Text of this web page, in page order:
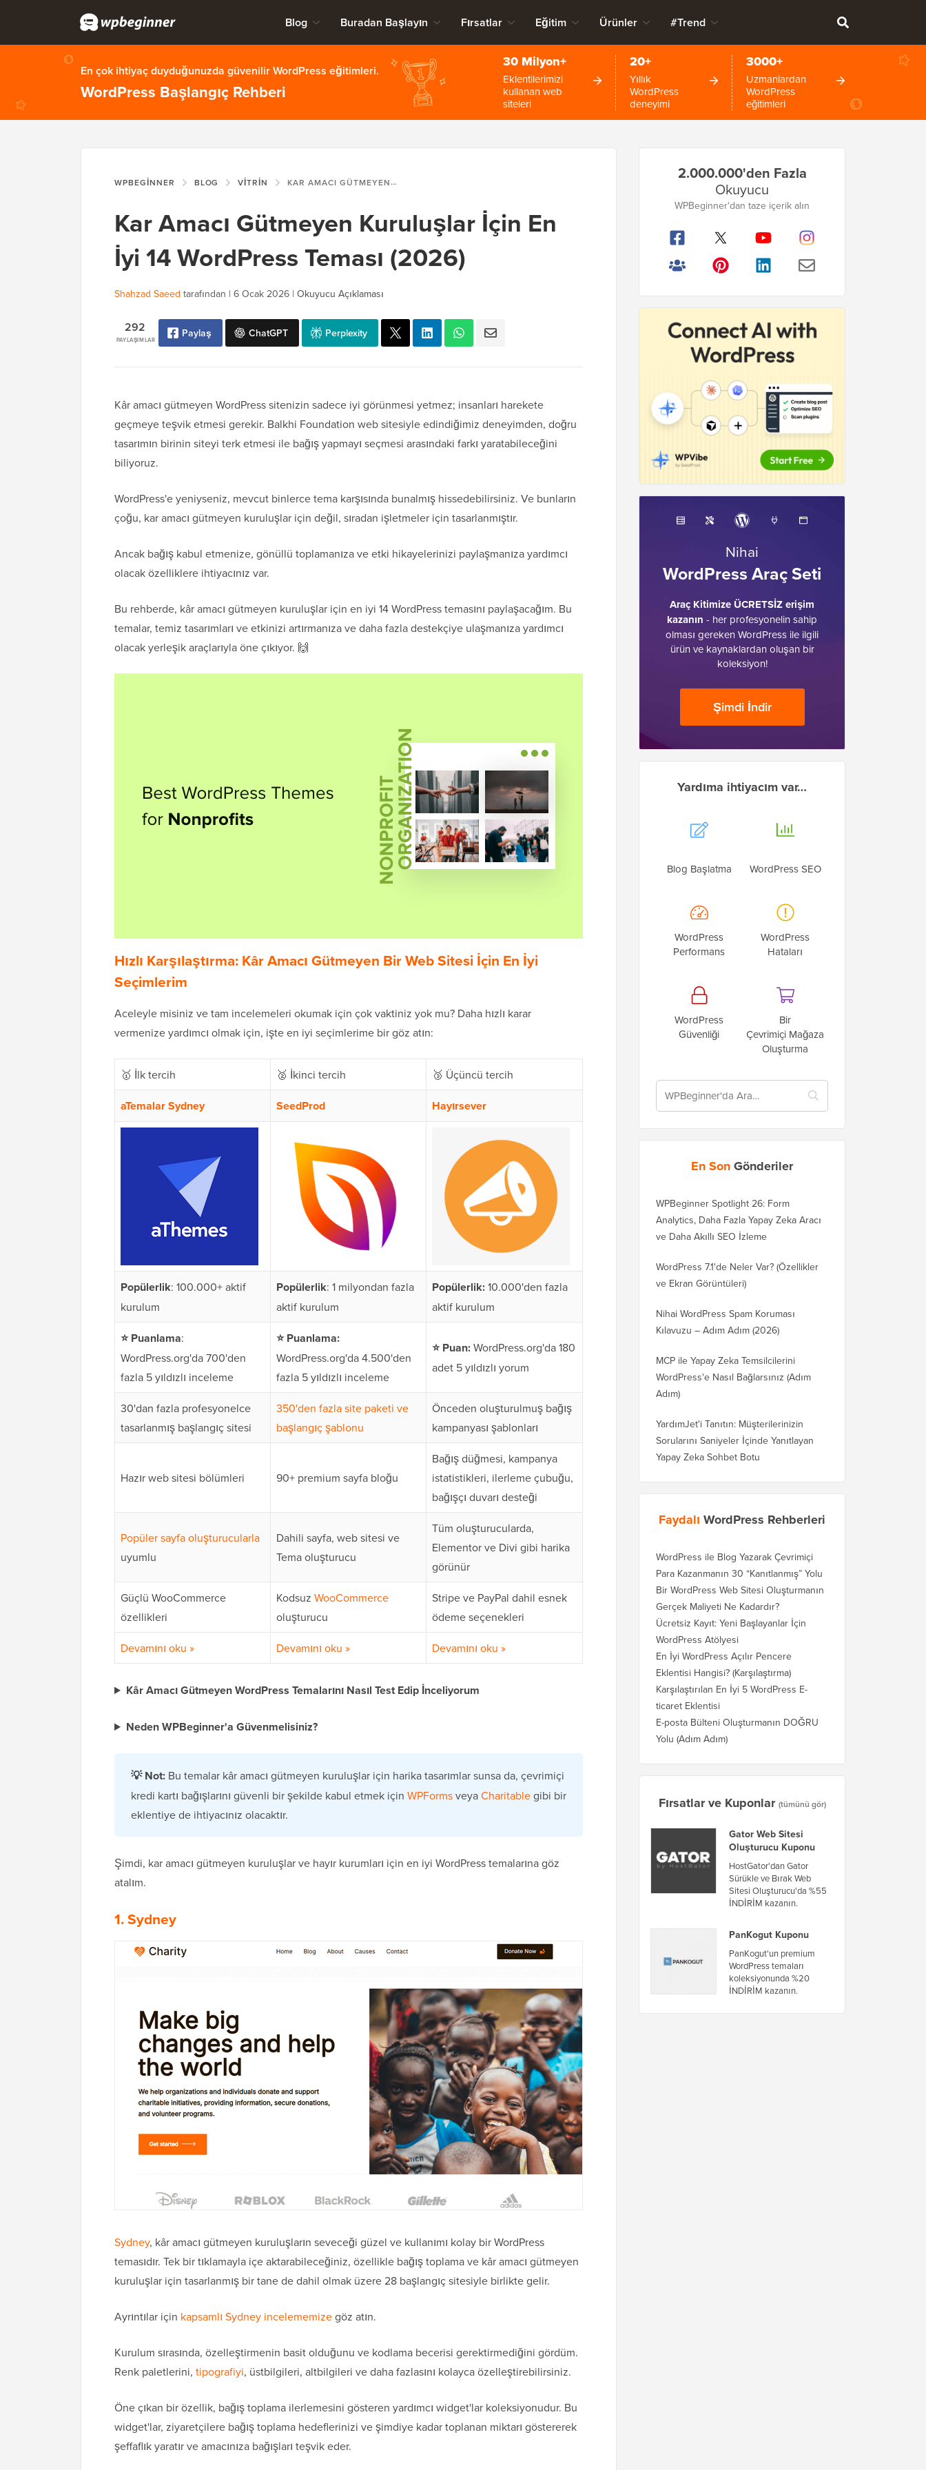
Blog Buradan Başlayın Fırsatlar Eğitim Ürünler #Trend
En çok ihtiyaç duyduğunuzda güvenilir WordPress eğitimleri.
WordPress Başlangıç Rehberi
30 Milyon+
Eklentilerimizi
kullanan web
siteleri
20+
Yıllık
WordPress
deneyimi
3000+
Uzmanlardan
WordPress
eğitimleri
WPBEGINNER BLOG VITRIN KAR AMACI GÜTMEYEN KURULUŞLAR İÇIN EN İYI 14 WORDPRESS TEMASI (2026)
Kar Amacı Gütmeyen Kuruluşlar İçin En
İyi 14 WordPress Teması (2026)
Shahzad Saeed tarafından | 6 Ocak 2026 | Okuyucu Açıklaması
PAYLAŞIMLAR
292 Paylaş ChatGPT Perplexity
Kâr amacı gütmeyen WordPress sitenizin sadece iyi görünmesi yetmez; insanları harekete
geçmeye teşvik etmesi gerekir. Balkhi Foundation web sitesiyle edindiğimiz deneyimden, doğru
tasarımın birinin siteyi terk etmesi ile bağış yapmayı seçmesi arasındaki farkı yaratabileceğini
biliyoruz.
WordPress'e yeniyseniz, mevcut binlerce tema karşısında bunalmış hissedebilirsiniz. Ve bunların
çoğu, kar amacı gütmeyen kuruluşlar için değil, sıradan işletmeler için tasarlanmıştır.
Ancak bağış kabul etmenize, gönüllü toplamanıza ve etki hikayelerinizi paylaşmanıza yardımcı
olacak özelliklere ihtiyacınız var.
Bu rehberde, kâr amacı gütmeyen kuruluşlar için en iyi 14 WordPress temasını paylaşacağım. Bu
temalar, temiz tasarımları ve etkinizi artırmanıza ve daha fazla destekçiye ulaşmanıza yardımcı
olacak yerleşik araçlarıyla öne çıkıyor. 🙌
Hızlı Karşılaştırma: Kâr Amacı Gütmeyen Bir Web Sitesi İçin En İyi
Seçimlerim
Aceleyle misiniz ve tam incelemeleri okumak için çok vaktiniz yok mu? Daha hızlı karar
vermenize yardımcı olmak için, işte en iyi seçimlerime bir göz atın:
🥇 İlk tercih 🥈 İkinci tercih 🥉 Üçüncü tercih
aTemalar Sydney SeedProd Hayırsever
Popülerlik: 100.000+ aktif
kurulum
Popülerlik: 1 milyondan fazla
aktif kurulum
Popülerlik:10.000'den fazla
aktif kurulum
⭐ Puanlama:
WordPress.org'da 700'den
fazla 5 yıldızlı inceleme
⭐ Puanlama:
WordPress.org'da 4.500'den
fazla 5 yıldızlı inceleme
⭐ Puan:WordPress.org'da 180
adet 5 yıldızlı yorum
30'dan fazla profesyonelce
tasarlanmış başlangıç sitesi
350'den fazla site paketi ve
başlangıç şablonu
Önceden oluşturulmuş bağış
kampanyası şablonları
Hazır web sitesi bölümleri 90+ premium sayfa bloğu
Bağış düğmesi, kampanya
istatistikleri, ilerleme çubuğu,
bağışçı duvarı desteği
Popüler sayfa oluşturucularla
uyumlu
Dahili sayfa, web sitesi ve
Tema oluşturucu
Tüm oluşturucularda,
Elementor ve Divi gibi harika
görünür
Güçlü WooCommerce
özellikleri
Kodsuz WooCommerce
oluşturucu
Stripe ve PayPal dahil esnek
ödeme seçenekleri
Devamını oku » Devamını oku » Devamını oku »
Kâr Amacı Gütmeyen WordPress Temalarını Nasıl Test Edip İnceliyorum
Neden WPBeginner'a Güvenmelisiniz?
💡 Not: Bu temalar kâr amacı gütmeyen kuruluşlar için harika tasarımlar sunsa da, çevrimiçi
kredi kartı bağışlarını güvenli bir şekilde kabul etmek için WPFormsveyaCharitablegibi bir
eklentiye de ihtiyacınız olacaktır.
Şimdi, kar amacı gütmeyen kuruluşlar ve hayır kurumları için en iyi WordPress temalarına göz
atalım.
1. Sydney
Sydney, kâr amacı gütmeyen kuruluşların seveceği güzel ve kullanımı kolay bir WordPress
temasıdır. Tek bir tıklamayla içe aktarabileceğiniz, özellikle bağış toplama ve kâr amacı gütmeyen
kuruluşlar için tasarlanmış bir tane de dahil olmak üzere 28 başlangıç sitesiyle birlikte gelir.
Ayrıntılar için kapsamlı Sydney incelememizegöz atın.
Kurulum sırasında, özelleştirmenin basit olduğunu ve kodlama becerisi gerektirmediğini gördüm.
Renk paletlerini, tipografiyi, üstbilgileri, altbilgileri ve daha fazlasını kolayca özelleştirebilirsiniz.
Öne çıkan bir özellik, bağış toplama ilerlemesini gösteren yardımcı widget'lar koleksiyonudur. Bu
widget'lar, ziyaretçilere bağış toplama hedeflerinizi ve şimdiye kadar toplanan miktarı göstererek
şeffaflık yaratır ve amacınıza bağışları teşvik eder.
Kenar
Çubuğu
2.000.000'den Fazla
Okuyucu
WPBeginner'dan taze içerik alın
Nihai
WordPress Araç Seti
Araç Kitimize ÜCRETSİZ erişim
kazanın - her profesyonelin sahip
olması gereken WordPress ile ilgili
ürün ve kaynaklardan oluşan bir
koleksiyon!
Şimdi İndir
Yardıma ihtiyacım var…
Blog Başlatma WordPress SEO
WordPress
Performans
WordPress
Hataları
WordPress
Güvenliği
Bir
Çevrimiçi Mağaza
Oluşturma
En SonGönderiler
WPBeginner Spotlight 26: Form
Analytics, Daha Fazla Yapay Zeka Aracı
ve Daha Akıllı SEO İzleme
WordPress 7.1'de Neler Var? (Özellikler
ve Ekran Görüntüleri)
Nihai WordPress Spam Koruması
Kılavuzu – Adım Adım (2026)
MCP ile Yapay Zeka Temsilcilerini
WordPress'e Nasıl Bağlarsınız (Adım
Adım)
YardımJet'i Tanıtın: Müşterilerinizin
Sorularını Saniyeler İçinde Yanıtlayan
Yapay Zeka Sohbet Botu
Faydalı WordPress Rehberleri
WordPress ile Blog Yazarak Çevrimiçi
Para Kazanmanın 30 “Kanıtlanmış” Yolu
Bir WordPress Web Sitesi Oluşturmanın
Gerçek Maliyeti Ne Kadardır?
Ücretsiz Kayıt: Yeni Başlayanlar İçin
WordPress Atölyesi
En İyi WordPress Açılır Pencere
Eklentisi Hangisi? (Karşılaştırma)
Karşılaştırılan En İyi 5 WordPress E-
ticaret Eklentisi
E-posta Bülteni Oluşturmanın DOĞRU
Yolu (Adım Adım)
Fırsatlar ve Kuponlar (tümünü gör)
Gator Web Sitesi
Oluşturucu Kuponu
HostGator'dan Gator
Sürükle ve Bırak Web
Sitesi Oluşturucu'da %55
İNDİRİM kazanın.
PanKogut Kuponu
PanKogut'un premium
WordPress temaları
koleksiyonunda %20
İNDİRİM kazanın.